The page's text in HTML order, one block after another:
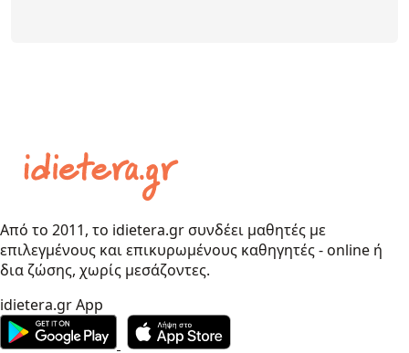
Από το 2011, το idietera.gr συνδέει μαθητές με
επιλεγμένους και επικυρωμένους καθηγητές - online ή
δια ζώσης, χωρίς μεσάζοντες.
idietera.gr App